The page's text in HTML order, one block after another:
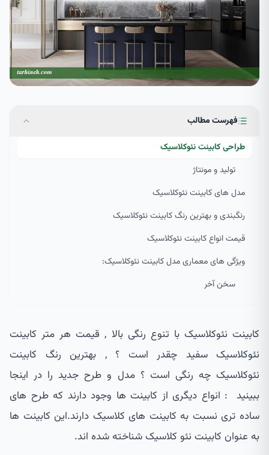
فهرست مطالب
طراحی کابینت نئوکلاسیک
تولید و مونتاژ
مدل های کابینت نئوکلاسیک
رنگبندی و بهترین رنگ کابینت نئوکلاسیک
قیمت انواع کابینت نئوکلاسیک
ویژگی های معماری مدل کابینت نئوکلاسیک:
سخن آخر
کابینت نئوکلاسیک با تنوع رنگی بالا , قیمت هر متر کابینت
نئوکلاسیک سفید چقدر است ؟ , بهترین رنگ کابینت
نئوکلاسیک چه رنگی است ؟ مدل و طرح جدید را در اینجا
ببینید : انواع دیگری از کابینت ها وجود دارند که طرح های
ساده تری نسبت به کابینت های کلاسیک دارند.این کابینت ها
به عنوان کابینت نئو کلاسیک شناخته شده اند.